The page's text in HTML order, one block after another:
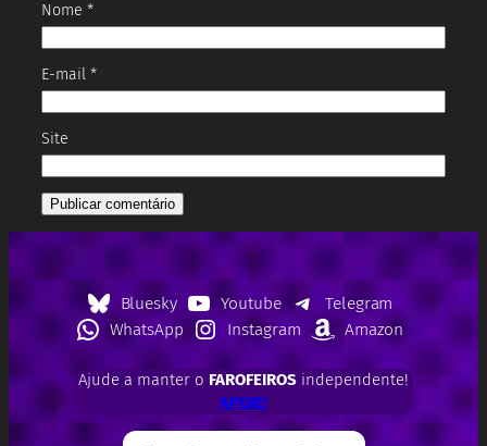
Nome *
E-mail *
Site
Bluesky Youtube
Telegram
WhatsApp
Instagram Amazon
Ajude a manter o FAROFEIROSindependente!
APOIE!